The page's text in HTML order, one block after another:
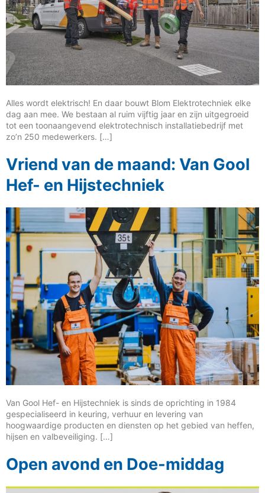
Alles wordt elektrisch! En daar bouwt Blom Elektrotechniek elke
dag aan mee. We bestaan al ruim vijftig jaar en zijn uitgegroeid
tot een toonaangevend elektrotechnisch installatiebedrijf met
zo’n 250 medewerkers. […]
Vriend van de maand: Van Gool
Hef- en Hijstechniek
Van Gool Hef- en Hijstechniek is sinds de oprichting in 1984
gespecialiseerd in keuring, verhuur en levering van
hoogwaardige producten en diensten op het gebied van heffen,
hijsen en valbeveiliging. […]
Open avond en Doe-middag